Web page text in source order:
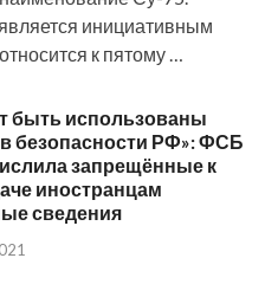
инициативным
к пятому …
быть использованы
безопасности РФ»: ФСБ
запрещённые к
иностранцам
сведения